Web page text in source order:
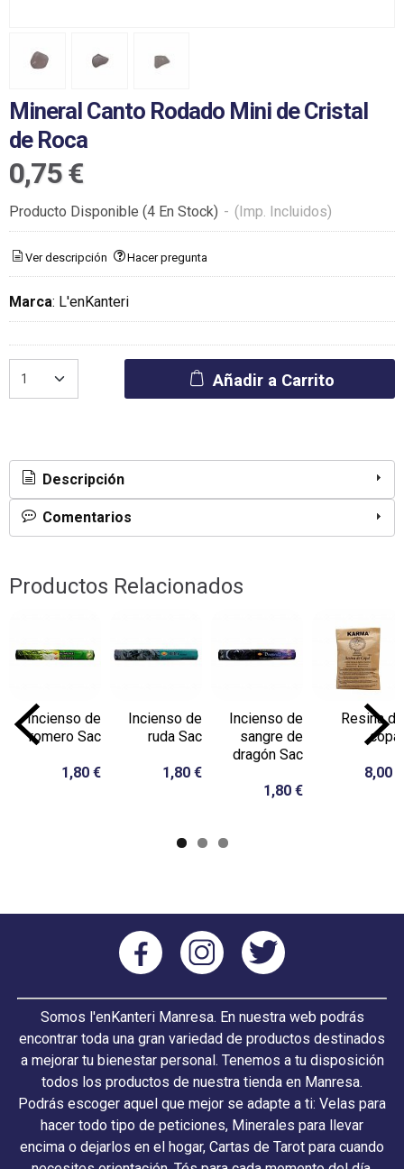
Mineral Canto Rodado Mini de Cristal
de Roca
0,75 €
Producto Disponible (4 En Stock) - (Imp. Incluidos)
Ver descripción Hacer pregunta
Marca: L'enKanteri
Añadir a Carrito
Descripción
Comentarios
Productos Relacionados
Incienso de
romero Sac
1,80 €
Incienso de
ruda Sac
1,80 €
Incienso de
sangre de
dragón Sac
1,80 €
Resina de
copal
8,00 €
Somos l'enKanteri Manresa. En nuestra web podrás
encontrar toda una gran variedad de productos destinados
a mejorar tu bienestar personal. Tenemos a tu disposición
todos los productos de nuestra tienda en Manresa.
Podrás escoger aquel que mejor se adapte a ti: Velas para
hacer todo tipo de peticiones, Minerales para llevar
encima o dejarlos en el hogar, Cartas de Tarot para cuando